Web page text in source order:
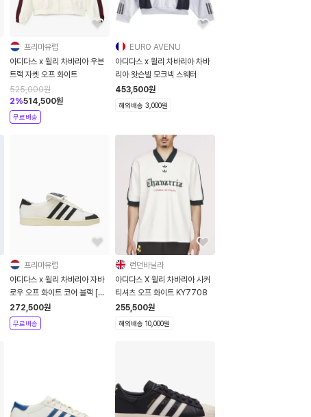
프리마유럽
아디다스 x 윌리 차바리아 우븐
트랙 자켓 오프 화이트
525,000원
2%514,500원
무료배송
EURO AVENU
아디다스 x 윌리 차바리아 차바
리아 왓슨빌 모크넥 스웨터
453,500원
해외배송 3,000원
프리마유럽
아디다스 x 윌리 차바리아 자바
로우 오프 화이트 코어 블랙 [관
부가세포함]
272,500원
무료배송
런던바닐라
아디다스 X 윌리 차바리아 사커
티셔츠 오프 화이트 KY7708
255,500원
해외배송 10,000원